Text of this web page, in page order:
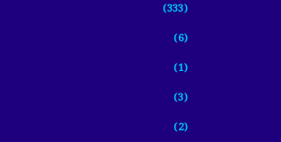
(333)
(6)
(1)
(3)
(2)